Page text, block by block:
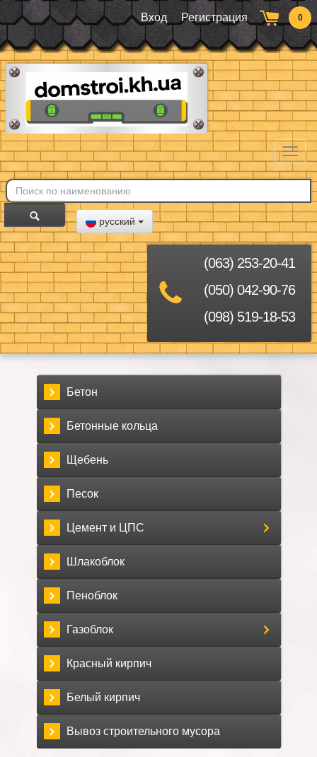
Вход Регистрация 0
русский
(063) 253-20-41
(050) 042-90-76
(098) 519-18-53
Бетон
Бетонные кольца
Щебень
Песок
Цемент и ЦПС
Шлакоблок
Пеноблок
Газоблок
Красный кирпич
Белый кирпич
Вывоз строительного мусора